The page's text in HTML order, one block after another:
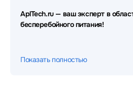
Источники бесперебойного
CROWN
AplTech.ru — ваш эксперт в
бесперебойного питания!
Показать полностью